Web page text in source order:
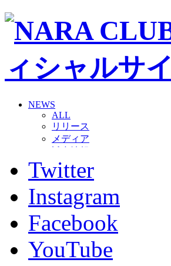
NEWS
ALL
リリース
メディア
グッズ
ファンコミュニティ
ホームタウン
コラム
その他
TEAM
2026/27トップチーム
2026/27トップチームスタッフ
Twitter
Instagram
Facebook
YouTube